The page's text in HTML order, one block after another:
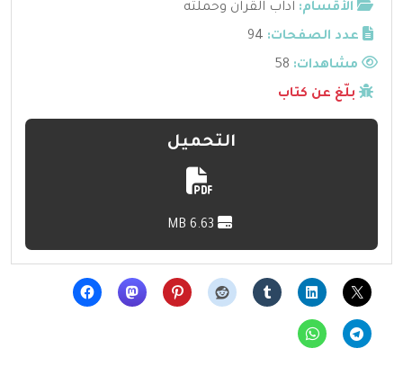
الأقسام: آداب القرآن وحملته
عدد الصفحات: 94
مشاهدات:
بلّغ عن كتاب
التحميل